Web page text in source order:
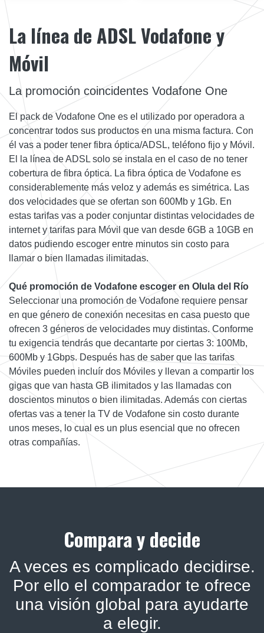
La línea de ADSL Vodafone y
Móvil
La promoción coincidentes Vodafone One
El pack de Vodafone One es el utilizado por operadora a
concentrar todos sus productos en una misma factura. Con
él vas a poder tener fibra óptica/ADSL, teléfono fijo y Móvil.
El la línea de ADSL solo se instala en el caso de no tener
cobertura de fibra óptica. La fibra óptica de Vodafone es
considerablemente más veloz y además es simétrica. Las
dos velocidades que se ofertan son 600Mb y 1Gb. En
estas tarifas vas a poder conjuntar distintas velocidades de
internet y tarifas para Móvil que van desde 6GB a 10GB en
datos pudiendo escoger entre minutos sin costo para
llamar o bien llamadas ilimitadas.
Qué promoción de Vodafone escoger en Olula del Río
Seleccionar una promoción de Vodafone requiere pensar
en que género de conexión necesitas en casa puesto que
ofrecen 3 géneros de velocidades muy distintas. Conforme
tu exigencia tendrás que decantarte por ciertas 3: 100Mb,
600Mb y 1Gbps. Después has de saber que las tarifas
Móviles pueden incluír dos Móviles y llevan a compartir los
gigas que van hasta GB ilimitados y las llamadas con
doscientos minutos o bien ilimitadas. Además con ciertas
ofertas vas a tener la TV de Vodafone sin costo durante
unos meses, lo cual es un plus esencial que no ofrecen
otras compañías.
Compara y decide
A veces es complicado decidirse.
Por ello el comparador te ofrece
una visión global para ayudarte
a elegir.